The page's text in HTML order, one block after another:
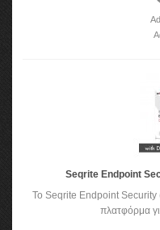
Seqrite Endpoint
Το Seqrite Endpoint Security
πλατφόρμα